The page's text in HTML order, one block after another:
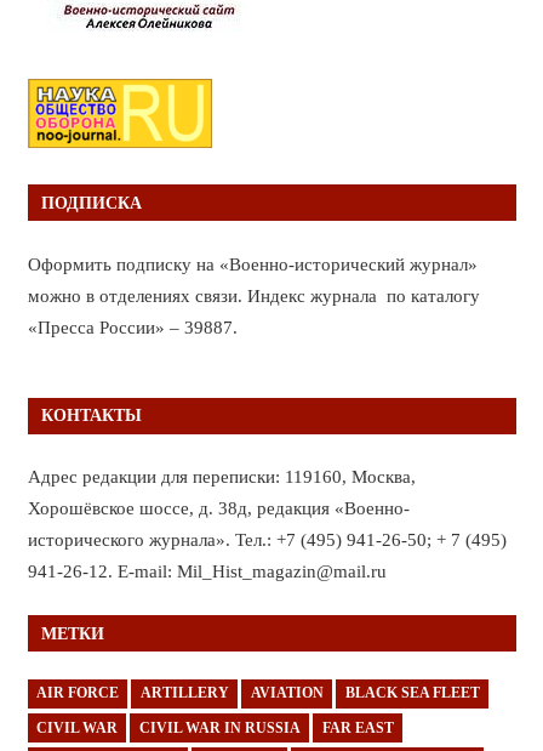
ПОДПИСКА
Оформить подписку на «Военно-исторический журнал»
можно в отделениях связи. Индекс журнала по каталогу
«Пресса России» – 39887.
КОНТАКТЫ
Адрес редакции для переписки: 119160, Москва,
Хорошёвское шоссе, д. 38д, редакция «Военно-
исторического журнала». Тел.: +7 (495) 941-26-50; + 7 (495)
941-26-12. E-mail: Mil_Hist_magazin@mail.ru
МЕТКИ
AIR FORCE ARTILLERY AVIATION BLACK SEA FLEET
CIVIL WAR CIVIL WAR IN RUSSIA FAR EAST